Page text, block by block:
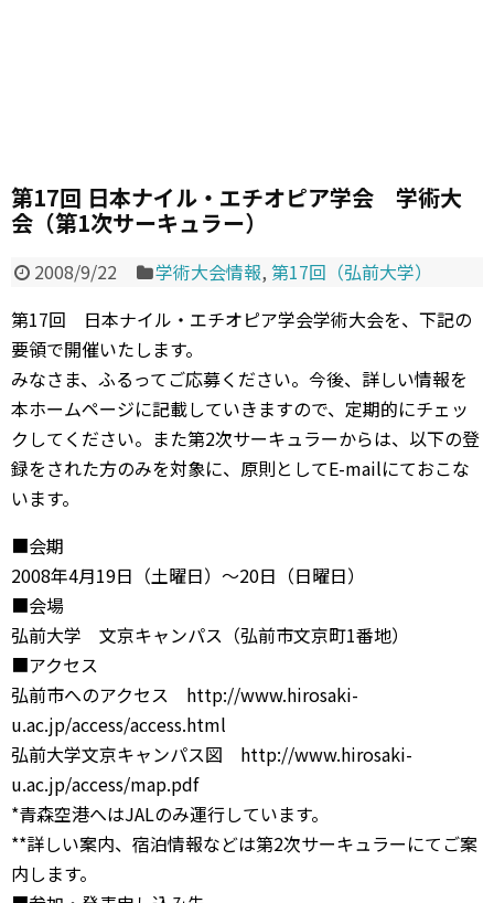
第17回 日本ナイル・エチオピア学会 学術大
会（第1次サーキュラー）
2008/9/22 学術大会情報,第17回（弘前大学）
第17回 日本ナイル・エチオピア学会学術大会を、下記の
要領で開催いたします。
みなさま、ふるってご応募ください。今後、詳しい情報を
本ホームページに記載していきますので、定期的にチェッ
クしてください。また第2次サーキュラーからは、以下の登
録をされた方のみを対象に、原則としてE-mailにておこな
います。
■会期
2008年4月19日（土曜日）〜20日（日曜日）
■会場
弘前大学 文京キャンパス（弘前市文京町1番地）
■アクセス
弘前市へのアクセス http://www.hirosaki-
u.ac.jp/access/access.html
弘前大学文京キャンパス図 http://www.hirosaki-
u.ac.jp/access/map.pdf
*青森空港へはJALのみ運行しています。
**詳しい案内、宿泊情報などは第2次サーキュラーにてご案
内します。